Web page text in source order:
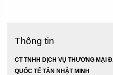
Thông tin
CT TNHH DỊCH VỤ THƯƠNG MẠI
QUỐC TẾ TÂN NHẬT MINH